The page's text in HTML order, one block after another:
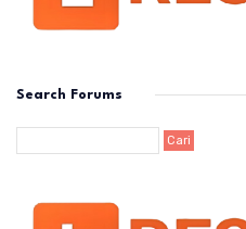
Search Forums